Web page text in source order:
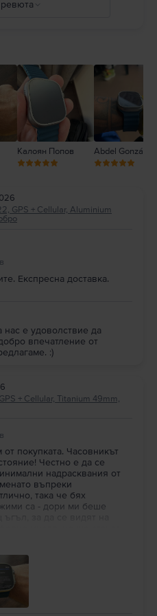
11.0
Калоян Попов Abdel González
GPS + Cellular, Aluminium
Експресна доставка.
нас е удоволствие да
впечатление от
:)
+ Cellular, Titanium 49mm,
покупката. Часовникът
Честно е да се
надрасквания от
въпреки
така че бях
са - дори ми беше
за мен в случая беше
здраве!!! Препоръчвам
на използвана вече